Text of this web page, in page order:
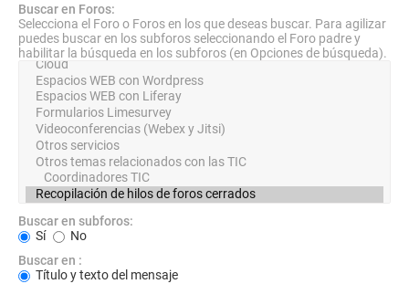
Buscar en Foros:
Selecciona el Foro o Foros en los que deseas buscar. Para agilizar
puedes buscar en los subforos seleccionando el Foro padre y
habilitar la búsqueda en los subforos (en Opciones de búsqueda).
Buscar en subforos:
Sí
No
Buscar en :
Título y texto del mensaje